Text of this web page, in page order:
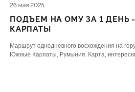
26 мая 2025
ПОДЪЕМ НА ОМУ ЗА 1
КАРПАТЫ
Маршрут однодневного восхождения на
Южные Карпаты, Румыния. Карта,